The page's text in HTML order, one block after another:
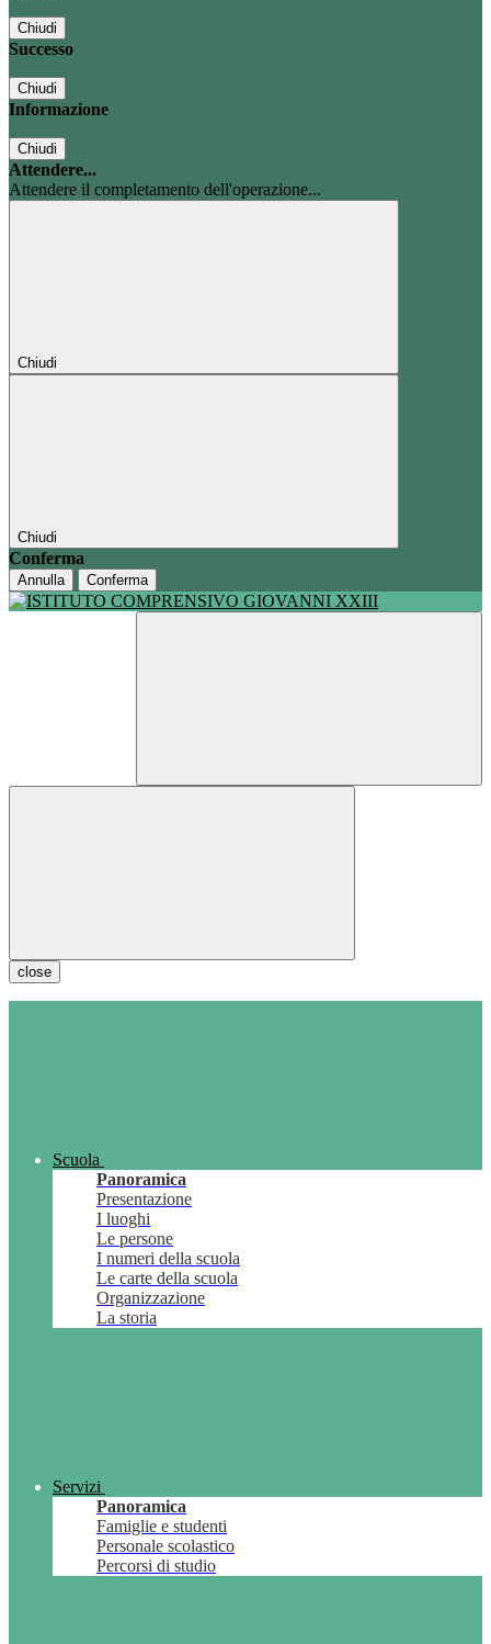
Chiudi
Successo
Chiudi
Informazione
Chiudi
Attendere...
Attendere il completamento dell'operazione...
Chiudi
Chiudi
Conferma
Annulla Conferma
close
Scuola
Panoramica
Presentazione
I luoghi
Le persone
I numeri della scuola
Le carte della scuola
Organizzazione
La storia
Servizi
Panoramica
Famiglie e studenti
Personale scolastico
Percorsi di studio